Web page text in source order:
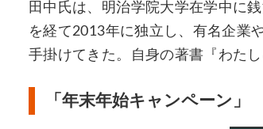
田中氏は、明治学院大学在学中に
を経て2013年に独立し、有名企業
手掛けてきた。自身の著書『わた
「年末年始キャンペーン」